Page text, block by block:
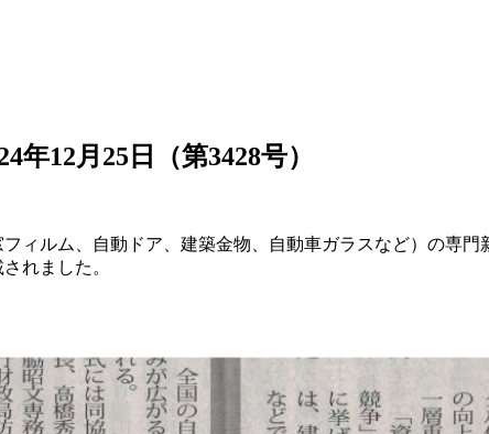
12月25日（第3428号）
ィルム、自動ドア、建築金物、自動車ガラスなど）の専門
れました。